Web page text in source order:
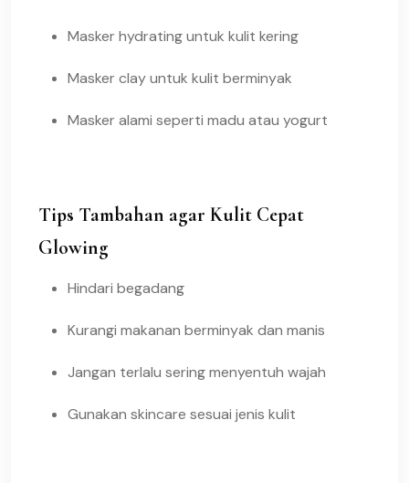
Masker hydrating untuk kulit kering
Masker clay untuk kulit berminyak
Masker alami seperti madu atau yogurt
Tips Tambahan agar Kulit Cepat
Glowing
Hindari begadang
Kurangi makanan berminyak dan manis
Jangan terlalu sering menyentuh wajah
Gunakan skincare sesuai jenis kulit